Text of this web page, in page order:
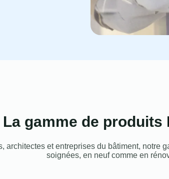
La gamme de produits
et entreprises du bâtiment, notre
soignées, en neuf comme en